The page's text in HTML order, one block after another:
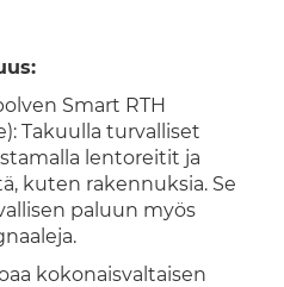
Smart RTH
Takuulla turvalliset
lentoreitit ja
kuten rakennuksia. Se
paluun myös
kokonaisvaltaisen